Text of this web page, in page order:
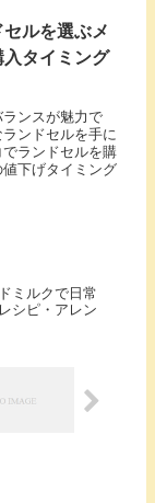
ルを選ぶメ
入タイミング
ンスが魅力で
ンドセルを手に
ランドセルを購
下げタイミング
ミルクで日常
シピ・アレン